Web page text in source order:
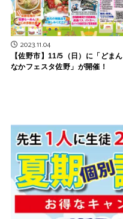
2023.11.04
【佐野市】11/5（日）に「どまん
なかフェスタ佐野」が開催！